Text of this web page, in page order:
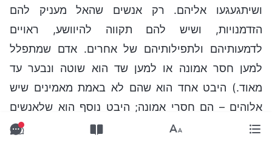
ושיתגעגעו אליהם. רק אנשים שהאל מעניק להם
הזדמנויות, ושיש להם תקווה להיוושע, ראויים
לדמעותיהם ולתפילותיהם של אחרים. אדם שמתפלל
למען חסר אמונה או למען שד הוא שוטה ונבער עד
מאוד.) היבט אחד הוא שהם לא באמת מאמינים שיש
אלוהים – הם חסרי אמונה; היבט נוסף הוא שלאנשים
אלה יש מהות טבע של כופרים. מהי המשמעות המרומזת